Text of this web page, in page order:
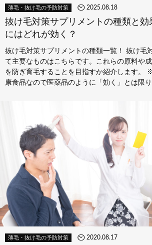
薄毛・抜け毛の予防対策 2025.08.18
抜け毛対策サプリメントの種類と効
にはどれが効く？
抜け毛対策サプリメントの種類一覧！ 抜け毛
て主要なものはこちらです。これらの原料や
を防ぎ育毛することを目指すか紹介します。 ※サプリはあくまで健
康食品なので医薬品のように「効く」とは限
薄毛・抜け毛の予防対策 2020.08.17